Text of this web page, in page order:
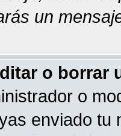
un
o borrar
o
enviado tu